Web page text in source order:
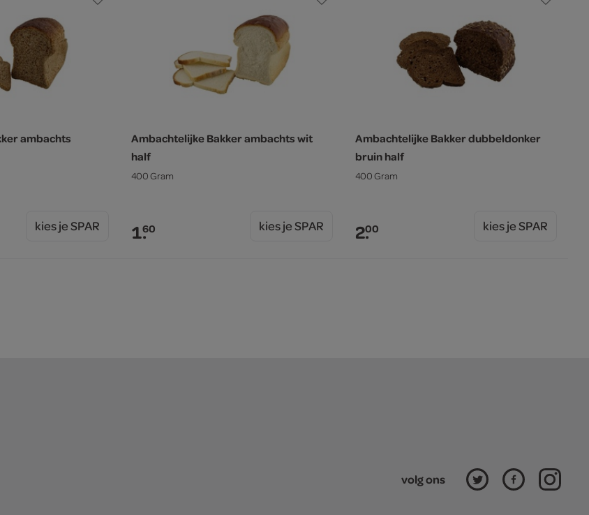
ambachts
kies je SPAR
Ambachtelijke Bakker ambachts wit
half
400 Gram
1.60 kies je SPAR
Ambachtelijke Bakker dubbeldonker
bruin half
400 Gram
2.00 kies je SPAR
volg ons